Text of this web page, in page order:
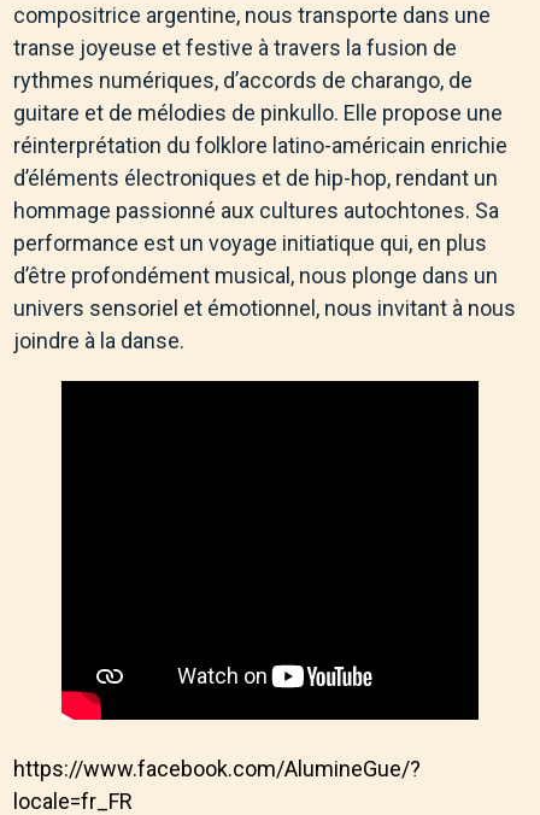
compositrice argentine, nous transporte dans une
transe joyeuse et festive à travers la fusion de
rythmes numériques, d’accords de charango, de
guitare et de mélodies de pinkullo. Elle propose une
réinterprétation du folklore latino-américain enrichie
d’éléments électroniques et de hip-hop, rendant un
hommage passionné aux cultures autochtones. Sa
performance est un voyage initiatique qui, en plus
d’être profondément musical, nous plonge dans un
univers sensoriel et émotionnel, nous invitant à nous
joindre à la danse.
https://www.facebook.com/AlumineGue/?
locale=fr_FR